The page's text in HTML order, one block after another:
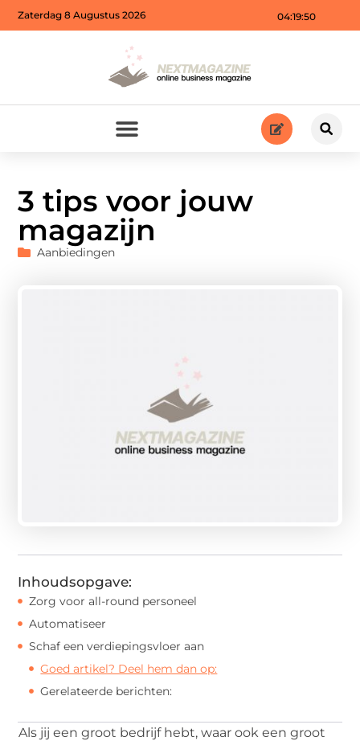
04:19:51
Zaterdag 8 Augustus 2026
3 tips voor jouw
magazijn
Aanbiedingen
Inhoudsopgave:
Zorg voor all-round personeel
Automatiseer
Schaf een verdiepingsvloer aan
Goed artikel? Deel hem dan op:
Gerelateerde berichten:
Als jij een groot bedrijf hebt, waar ook een groot